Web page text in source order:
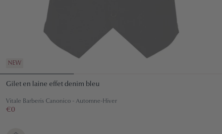
NEW
Gilet en laine effet denim bleu
Vitale Barberis Canonico - Automne-Hiver
Prix
€0